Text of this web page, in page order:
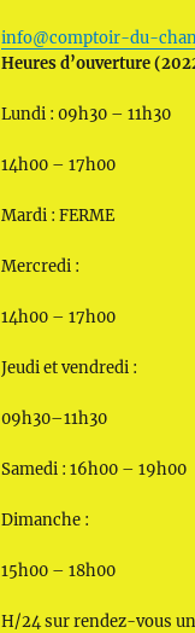
info@comptoir-du-
Heures d’ouverture
Lundi : 09h30 – 11h30
14h00 – 17h00
Mardi : FERME
Mercredi :
14h00 – 17h00
Jeudi et vendredi :
09h30–11h30
Samedi : 16h00 – 19h00
Dimanche :
15h00 – 18h00
H/24 sur rendez-vous